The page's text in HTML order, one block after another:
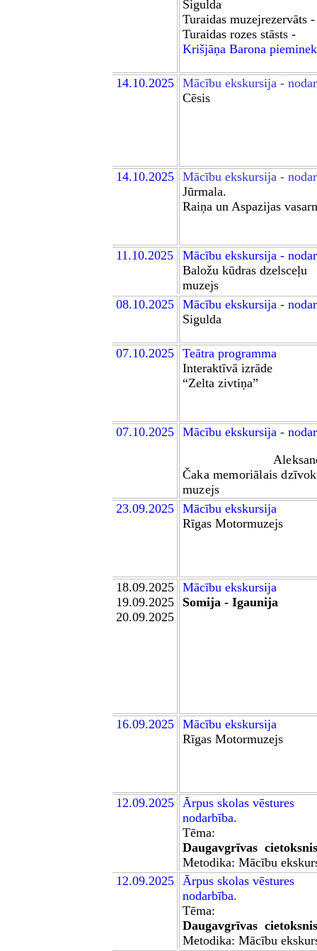
Sigulda
Turaidas muzejrezervāts -
Turaidas rozes stāsts -
Krišjāņa Barona
14.10.2025
Mācību ekskursija -
Cēsis
14.10.2025
Mācību ekskursija -
Jūrmala.
Raiņa un Aspazijas
11.10.2025
Mācību ekskursija -
Baložu kūdras dzelsceļu
muzejs
08.10.2025
Mācību ekskursija -
Sigulda
07.10.2025
Teātra programma
Interaktīvā izrāde
“Zelta zivtiņa”
07.10.2025
Mācību ekskursija -
Čaka memoriālais
muzejs
23.09.2025
Mācību ekskursija
Rīgas Motormuzejs
18.09.2025
19.09.2025
20.09.2025
Mācību ekskursija
Somija - Igaunija
16.09.2025
Mācību ekskursija
Rīgas Motormuzejs
12.09.2025 Ārpus skolas vēstures
nodarbība.
Tēma:
Daugavgrīvas cietoksnis
Metodika: Mācību
12.09.2025
Ārpus skolas vēstures
nodarbība.
Tēma:
Daugavgrīvas cietoksnis
Metodika: Mācību